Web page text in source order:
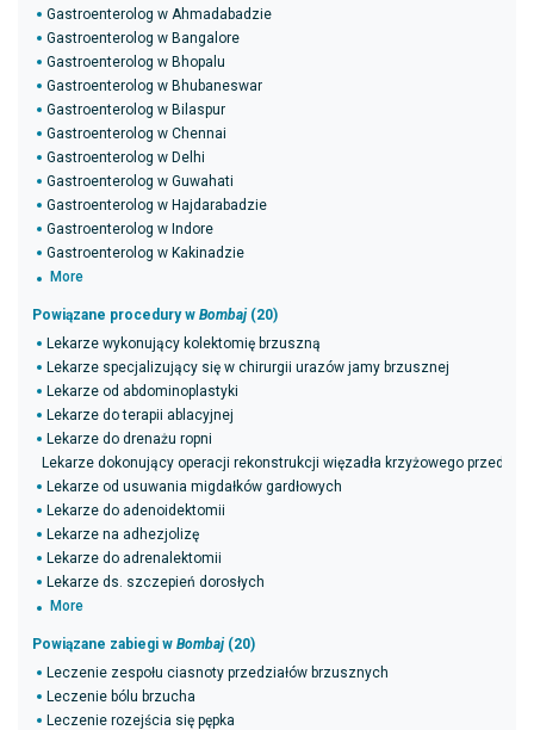
Gastroenterolog w Ahmadabadzie
Gastroenterolog w Bangalore
Gastroenterolog w Bhopalu
Gastroenterolog w Bhubaneswar
Gastroenterolog w Bilaspur
Gastroenterolog w Chennai
Gastroenterolog w Delhi
Gastroenterolog w Guwahati
Gastroenterolog w Hajdarabadzie
Gastroenterolog w Indore
Gastroenterolog w Kakinadzie
More
Powiązane procedury w Bombaj (20)
Lekarze wykonujący kolektomię brzuszną
Lekarze specjalizujący się w chirurgii urazów jamy brzusznej
Lekarze od abdominoplastyki
Lekarze do terapii ablacyjnej
Lekarze do drenażu ropni
Lekarze dokonujący operacji rekonstrukcji więzadła krzyżowego
Lekarze od usuwania migdałków gardłowych
Lekarze do adenoidektomii
Lekarze na adhezjolizę
Lekarze do adrenalektomii
Lekarze ds. szczepień dorosłych
More
Powiązane zabiegi w Bombaj (20)
Leczenie zespołu ciasnoty przedziałów brzusznych
Leczenie bólu brzucha
Leczenie rozejścia się pępka